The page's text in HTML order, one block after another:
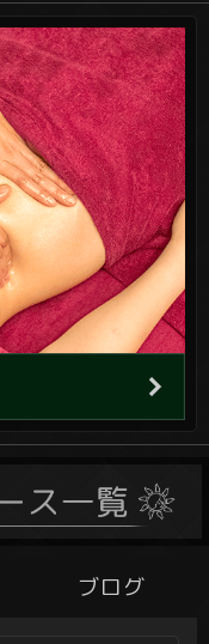
ブログ